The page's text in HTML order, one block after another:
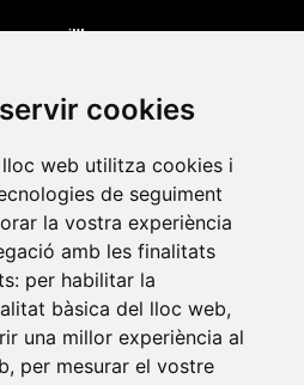
cookies
web utilitza cookies i
de seguiment
la vostra experiència
amb les finalitats
per habilitar la
bàsica del lloc web,
una millor experiència al
, per mesurar el vostre
•Universitat d'Alacant
•Universitat Autònoma de
de Barcelona•Universitat
•Universitat de Girona •
Balears• Universitat